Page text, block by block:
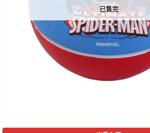
已售完